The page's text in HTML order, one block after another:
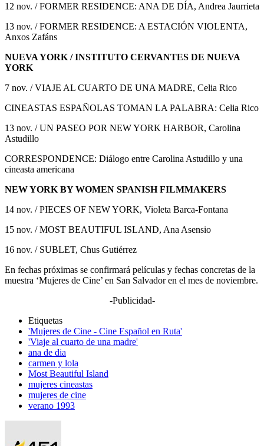
12 nov. / FORMER RESIDENCE: ANA DE DÍA, Andrea Jaurrieta
13 nov. / FORMER RESIDENCE: A ESTACIÓN VIOLENTA,
Anxos Zafáns
NUEVA YORK / INSTITUTO CERVANTES DE NUEVA
YORK
7 nov. / VIAJE AL CUARTO DE UNA MADRE, Celia Rico
CINEASTAS ESPAÑOLAS TOMAN LA PALABRA: Celia Rico
13 nov. / UN PASEO POR NEW YORK HARBOR, Carolina
Astudillo
CORRESPONDENCE: Diálogo entre Carolina Astudillo y una
cineasta americana
NEW YORK BY WOMEN SPANISH FILMMAKERS
14 nov. / PIECES OF NEW YORK, Violeta Barca-Fontana
15 nov. / MOST BEAUTIFUL ISLAND, Ana Asensio
16 nov. / SUBLET, Chus Gutiérrez
En fechas próximas se confirmará películas y fechas concretas de la
muestra ‘Mujeres de Cine’ en San Salvador en el mes de noviembre.
-Publicidad-
Etiquetas
'Mujeres de Cine - Cine Español en Ruta'
'Viaje al cuarto de una madre'
ana de dia
carmen y lola
Most Beautiful Island
mujeres cineastas
mujeres de cine
verano 1993